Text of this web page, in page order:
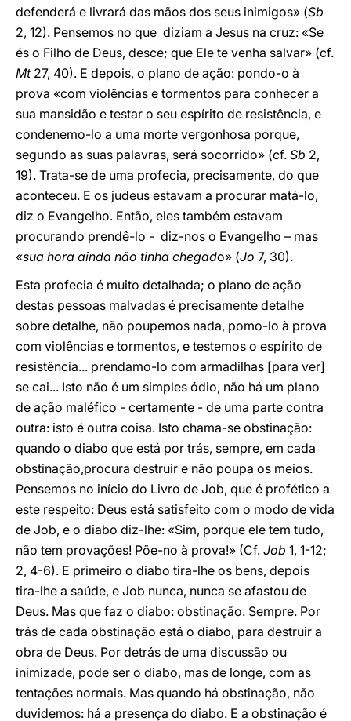
defenderá e livrará das mãos dos seus inimigos» (Sb
2, 12). Pensemos no que diziam a Jesus na cruz: «Se
és o Filho de Deus, desce; que Ele te venha salvar» (cf.
Mt27, 40). E depois, o plano de ação: pondo-o à
prova «com violências e tormentos para conhecer a
sua mansidão e testar o seu espírito de resistência, e
condenemo-lo a uma morte vergonhosa porque,
segundo as suas palavras, será socorrido» (cf. Sb 2,
19). Trata-se de uma profecia, precisamente, do que
aconteceu. E os judeus estavam a procurar matá-lo,
diz o Evangelho. Então, eles também estavam
procurando prendê-lo - diz-nos o Evangelho – mas
«sua hora ainda não tinha chegado» (Jo 7, 30).
Esta profecia é muito detalhada; o plano de ação
destas pessoas malvadas é precisamente detalhe
sobre detalhe, não poupemos nada, pomo-lo à prova
com violências e tormentos, e testemos o espírito de
resistência... prendamo-lo com armadilhas [para ver]
se cai... Isto não é um simples ódio, não há um plano
de ação maléfico - certamente - de uma parte contra
outra: isto é outra coisa. Isto chama-se obstinação:
quando o diabo que está por trás, sempre, em cada
obstinação,procura destruir e não poupa os meios.
Pensemos no início do Livro de Job, que é profético a
este respeito: Deus está satisfeito com o modo de vida
de Job, e o diabo diz-lhe: «Sim, porque ele tem tudo,
não tem provações! Põe-no à prova!» (Cf. Job 1, 1-12;
2, 4-6). E primeiro o diabo tira-lhe os bens, depois
tira-lhe a saúde, e Job nunca, nunca se afastou de
Deus. Mas que faz o diabo: obstinação. Sempre. Por
trás de cada obstinação está o diabo, para destruir a
obra de Deus. Por detrás de uma discussão ou
inimizade, pode ser o diabo, mas de longe, com as
tentações normais. Mas quando há obstinação, não
duvidemos: há a presença do diabo. E a obstinação é